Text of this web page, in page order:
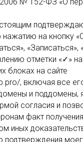
подтверждаю,
на кнопку
«Записаться»,
отметки «✓» на
блоках на сайте
, включая все
и поддомены,
согласия и
факт
иных
подтверждения